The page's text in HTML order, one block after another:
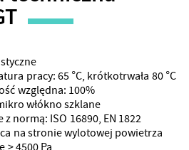
pracy: 65 °C, krótkotrwała 80 °C
względna: 100%
włókno szklane
normą: ISO 16890, EN 1822
na stronie wylotowej powietrza
> 4500 Pa